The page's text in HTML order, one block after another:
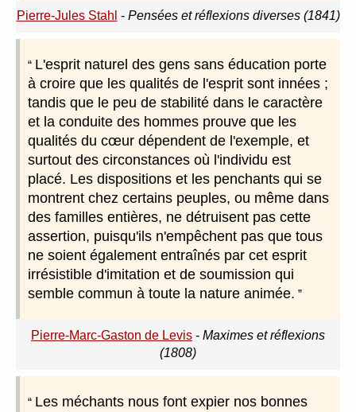
Pierre-Jules Stahl - Pensées et réflexions diverses (1841)
L'esprit naturel des gens sans éducation porte
à croire que les qualités de l'esprit sont innées ;
tandis que le peu de stabilité dans le caractère
et la conduite des hommes prouve que les
qualités du cœur dépendent de l'exemple, et
surtout des circonstances où l'individu est
placé. Les dispositions et les penchants qui se
montrent chez certains peuples, ou même dans
des familles entières, ne détruisent pas cette
assertion, puisqu'ils n'empêchent pas que tous
ne soient également entraînés par cet esprit
irrésistible d'imitation et de soumission qui
semble commun à toute la nature animée.
Pierre-Marc-Gaston de Levis - Maximes et réflexions
(1808)
Les méchants nous font expier nos bonnes